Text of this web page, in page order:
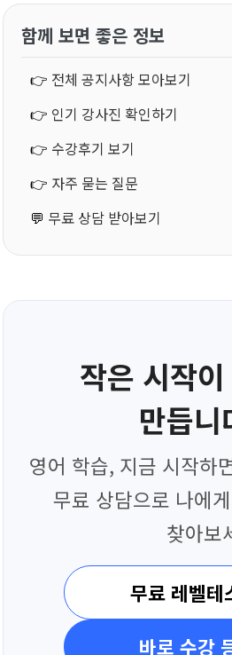
함께 보면 좋은 정보
👉 전체 공지사항 모아보기
👉 인기 강사진 확인하기
👉 수강후기 보기
👉 자주 묻는 질문
💬 무료 상담 받아보기
작은 시작
만듭니
영어 학습, 지금 시작하
무료 상담으로 나에
찾아보
무료 레벨테
바로 수강